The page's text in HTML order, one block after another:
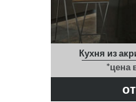
Кухня из
*цена